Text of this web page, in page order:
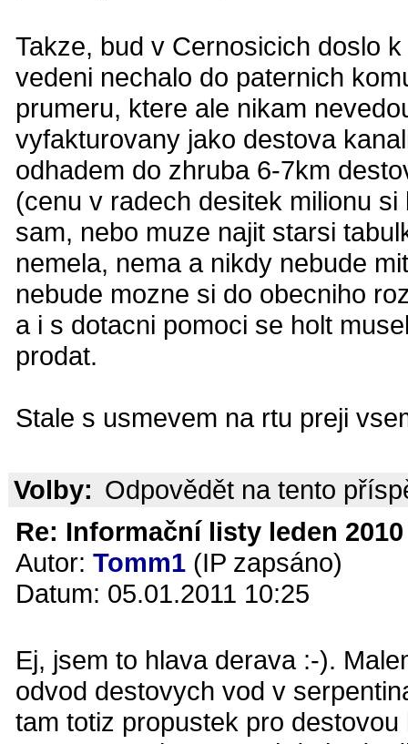
Takze, bud v Cernosicich doslo
vedeni nechalo do paternich
prumeru, ktere ale nikam
vyfakturovany jako destova
odhadem do zhruba 6-7km
(cenu v radech desitek milionu
sam, nebo muze najit starsi
nemela, nema a nikdy nebude
nebude mozne si do obecniho
a i s dotacni pomoci se holt
prodat.
Stale s usmevem na rtu preji
Volby: Odpovědět na tento
Re: Informační listy leden
Autor: Tomm1 (IP zapsáno)
Datum: 05.01.2011 10:25
Ej, jsem to hlava derava :-).
odvod destovych vod v
tam totiz propustek pro